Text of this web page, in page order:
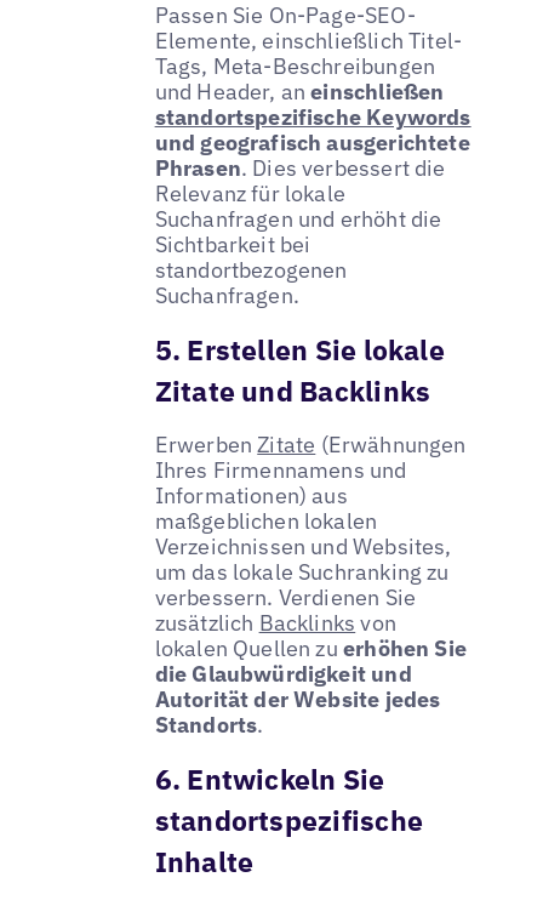
Passen Sie On-Page-SEO-
Elemente, einschließlich Titel-
Tags, Meta-Beschreibungen
und Header, aneinschließen
standortspezifische Keywords
und geografisch ausgerichtete
Phrasen. Dies verbessert die
Relevanz für lokale
Suchanfragen und erhöht die
Sichtbarkeit bei
standortbezogenen
Suchanfragen.
5. Erstellen Sie lokale
Zitate und Backlinks
ErwerbenZitate (Erwähnungen
Ihres Firmennamens und
Informationen) aus
maßgeblichen lokalen
Verzeichnissen und Websites,
um das lokale Suchranking zu
verbessern. Verdienen Sie
zusätzlich Backlinks von
lokalen Quellen zuerhöhen Sie
die Glaubwürdigkeit und
Autorität der Website jedes
Standorts.
6. Entwickeln Sie
standortspezifische
Inhalte